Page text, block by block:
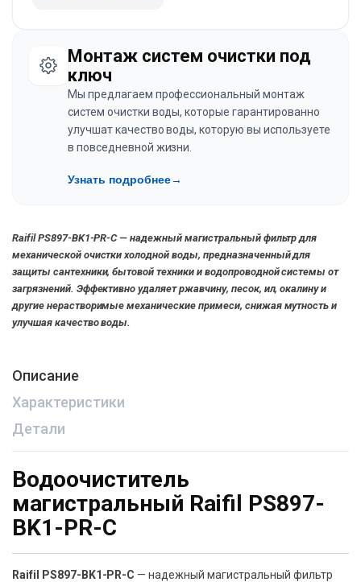
Монтаж систем очистки под
ключ
Мы предлагаем профессиональный монтаж
систем очистки воды, которые гарантированно
улучшат качество воды, которую вы используете
в повседневной жизни.
Узнать подробнее→
Raifil PS897-BK1-PR-C — надежный магистральный фильтр для
механической очистки холодной воды, предназначенный для
защиты сантехники, бытовой техники и водопроводной системы от
загрязнений. Эффективно удаляет ржавчину, песок, ил, окалину и
другие нерастворимые механические примеси, снижая мутность и
улучшая качество воды.
Описание
Характеристики
Детали
Водоочиститель
магистральный Raifil PS897-
BK1-PR-C
Raifil PS897-BK1-PR-C — надежный магистральный фильтр